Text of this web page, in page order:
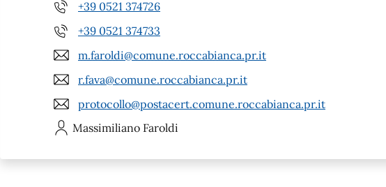
+39 0521 374726
+39 0521 374733
m.faroldi@comune.roccabianca.pr.it
r.fava@comune.roccabianca.pr.it
protocollo@postacert.comune.roccabianca.pr.it
Massimiliano Faroldi